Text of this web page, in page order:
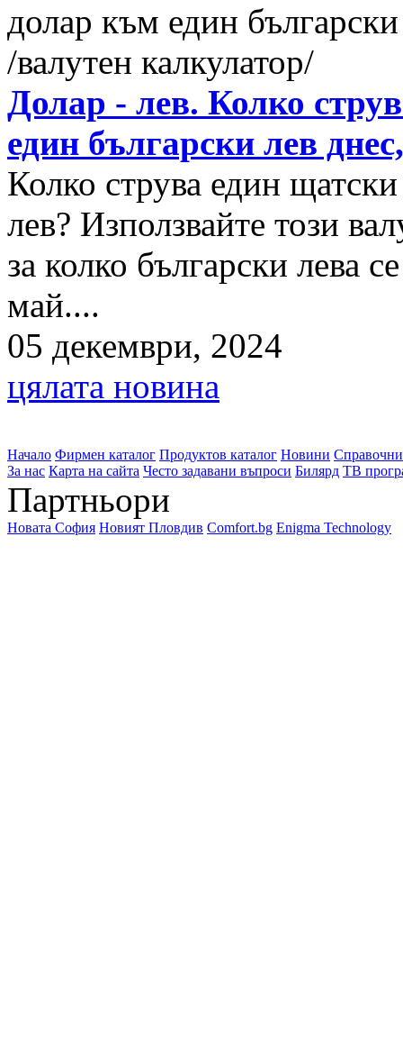
Долар - лев. Колко
един български лев
Колко струва един
лев? Използвайте този
за колко български лева
май....
05 декември, 2024
цялата новина
Начало Фирмен каталог Продуктов каталог Новини
За нас Карта на сайта Често задавани въпроси Билярд ТВ
Партньори
Новата София Новият Пловдив Comfort.bg Enigma Technology